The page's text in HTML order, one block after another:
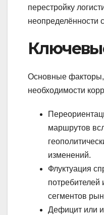
перестройку
неопределённости
Основные
необходимости
маршрутов
изменений.
Флуктуация
потребителей
сегментов
Дефицит или